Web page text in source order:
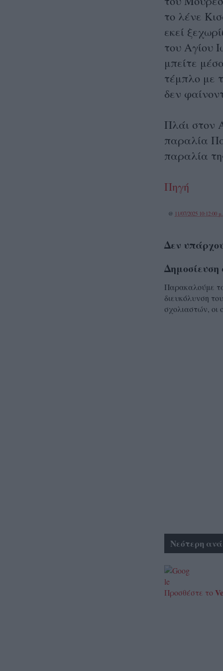
το λένε
εκεί
του Αγίου
μπείτε
τέμπλο με
δεν
Πλάι στον
παραλία
παραλία
Πηγή
@ 11/07/2025 10:12:00
Δεν
Δημοσίευση
Παρακαλούμε
διευκόλυνση
σχολιαστών, οι
Νεότερη
Προσθέστε το